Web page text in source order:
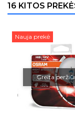
16 KITOS
Nauja prekė
Greita